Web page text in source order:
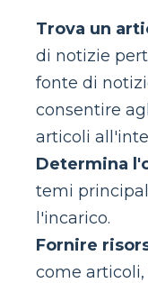
Trova un
di notizie
fonte di
consentire
articoli
Determina
temi
l'incarico.
Fornire
come articoli,